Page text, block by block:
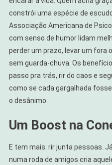
constrói uma espécie de
Associação Americana de
com senso de humor lidam
perder um prazo, levar um fora
sem guarda-chuva. Os
passo pra trás, rir do caos e
como se cada gargalhada
o desânimo.
Um Boost na
E tem mais: rir junta pessoas.
numa roda de amigos cria